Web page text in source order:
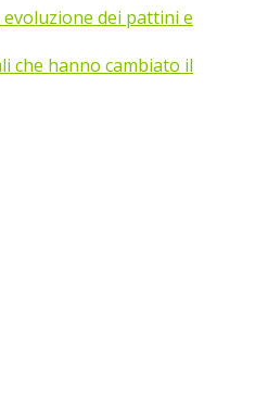
dei pattini e
che hanno cambiato il